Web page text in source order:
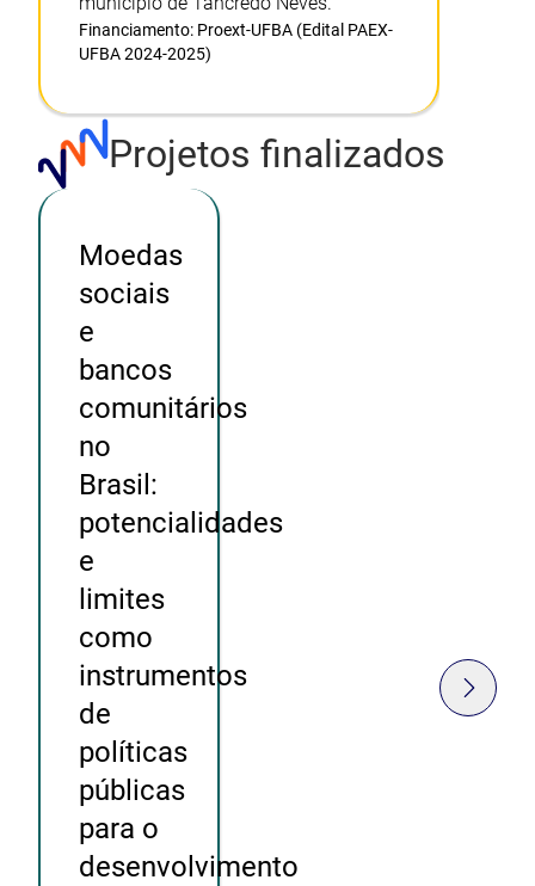
Financiamento: Proext-UFBA (Edital PAEX-
UFBA 2024-2025)
Projetos finalizados
Moedas
sociais
e
bancos
comunitários
no
Brasil:
potencialidades
e
limites
como
instrumentos
de
políticas
públicas
para o
desenvolvimento